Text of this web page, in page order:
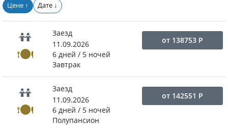
Цене ↑ Дате ↓
Заезд
11.09.2026
6 дней / 5 ночей
Завтрак
от 138753Р
Заезд
11.09.2026
6 дней / 5 ночей
Полупансион
от 142551 Р